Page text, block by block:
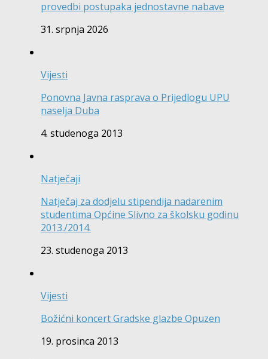
provedbi postupaka jednostavne nabave
31. srpnja 2026
Vijesti
Ponovna Javna rasprava o Prijedlogu UPU
naselja Duba
4. studenoga 2013
Natječaji
Natječaj za dodjelu stipendija nadarenim
studentima Općine Slivno za školsku godinu
2013./2014.
23. studenoga 2013
Vijesti
Božićni koncert Gradske glazbe Opuzen
19. prosinca 2013